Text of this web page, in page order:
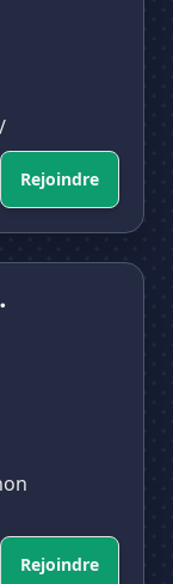
Rejoindre
Rejoindre